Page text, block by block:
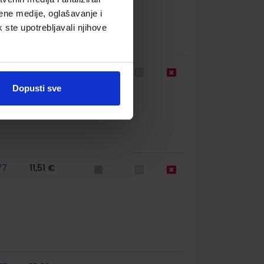
medije, oglašavanje i
ste upotrebljavali njihove
Dopusti sve
13,60 €
11,51 €